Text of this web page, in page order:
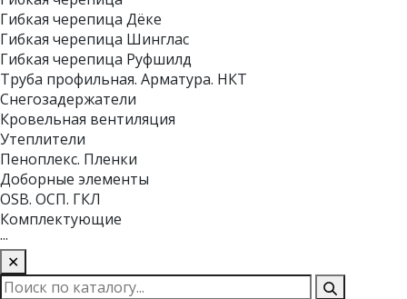
Гибкая черепица Дёке
Гибкая черепица Шинглас
Гибкая черепица Руфшилд
Труба профильная. Арматура. НКТ
Снегозадержатели
Кровельная вентиляция
Утеплители
Пеноплекс. Пленки
Доборные элементы
OSB. ОСП. ГКЛ
Комплектующие
···
✕